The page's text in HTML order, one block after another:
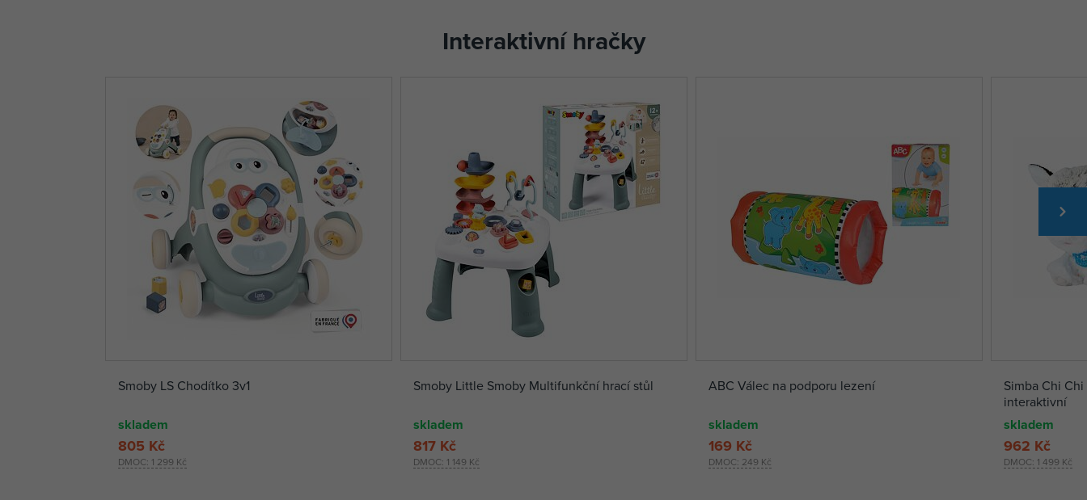
Interaktivní hračky
Smoby LS Chodítko 3v1
skladem
DMOC: 1 299 Kč
805 Kč
Smoby Little Smoby Multifunkční hrací stůl
skladem
DMOC: 1 149 Kč
817 Kč
ABC Válec na podporu lezení
skladem
DMOC: 249 Kč
169 Kč
Simba Chi
interaktivní
skladem
DMOC: 1 499 Kč
962 Kč